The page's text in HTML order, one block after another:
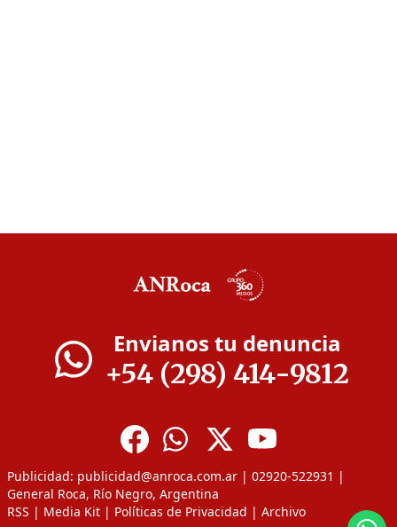
Envianos tu denuncia
+54 (298) 414-9812
Publicidad: publicidad@anroca.com.ar | 02920-522931 |
General Roca, Río Negro, Argentina
RSS | Media Kit | Políticas de Privacidad | Archivo